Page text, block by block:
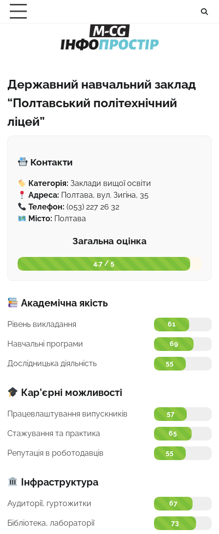
Перейти
Державний навчальний заклад
“Полтавський політехнічний
ліцей”
Контакти
Категорія: Заклади вищої освіти
Адреса: Полтава, вул. Зигіна, 35
Телефон: (053) 227 26 32
Місто: Полтава
Загальна оцінка
4.7 / 5
Академічна якість
Рівень викладання 61
Навчальні програми 69
Дослідницька діяльність 55
Кар’єрні можливості
Працевлаштування випускників 57
Стажування та практика 65
Репутація в роботодавців 55
Інфраструктура
Аудиторії, гуртожитки 67
Бібліотека, лабораторії 73